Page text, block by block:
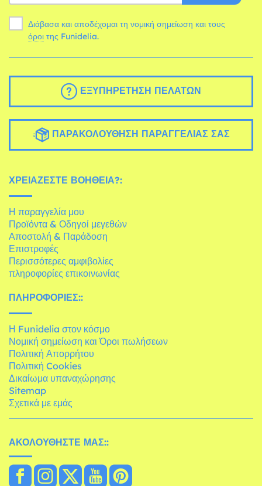
Διάβασα και αποδέχομαι τη νομική σημείωση και τους
όροι της Funidelia.
ΕΞΥΠΗΡΈΤΗΣΗ ΠΕΛΑΤΏΝ
ΠΑΡΑΚΟΛΟΎΘΗΣΗ ΠΑΡΑΓΓΕΛΊΑΣ ΣΑΣ
ΧΡΕΙΆΖΕΣΤΕ ΒΟΉΘΕΙΑ?:
Η παραγγελία μου
Προϊόντα & Οδηγοί μεγεθών
Αποστολή & Παράδοση
Επιστροφές
Περισσότερες αμφιβολίες
πληροφορίες επικοινωνίας
ΠΛΗΡΟΦΟΡΊΕΣ::
Η Funidelia στον κόσμο
Νομική σημείωση και Όροι πωλήσεων
Πολιτική Απορρήτου
Πολιτική Cookies
Δικαίωμα υπαναχώρησης
Sitemap
Σχετικά με εμάς
ΑΚΟΛΟΥΘΉΣΤΕ ΜΑΣ::